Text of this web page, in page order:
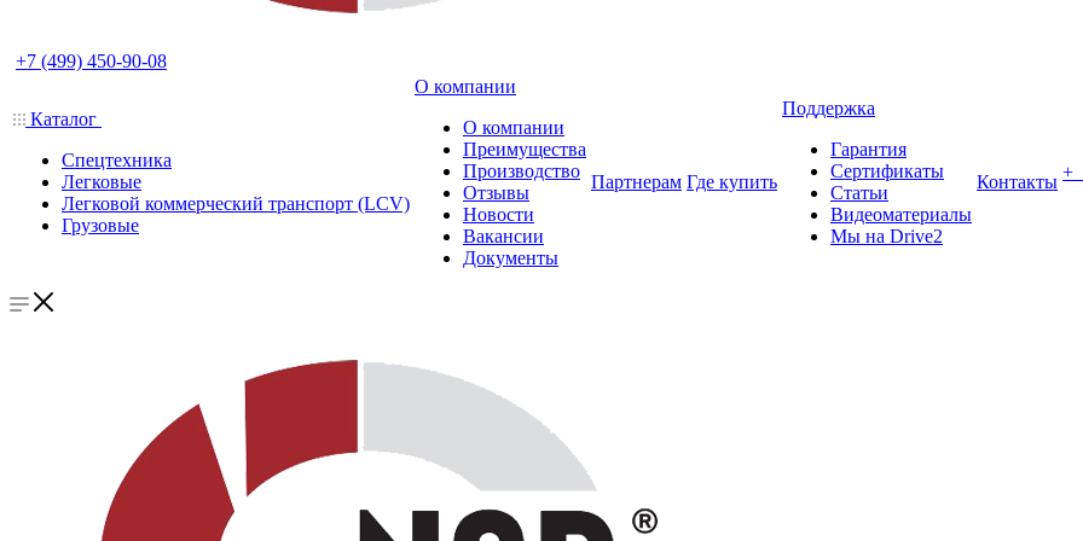
+7 (499) 450-90-08
Каталог
Спецтехника
Легковые
Легковой коммерческий транспорт (LCV)
Грузовые
О компании
О компании
Преимущества
Производство
Отзывы
Новости
Вакансии
Документы
Партнерам Где купить
Поддержка
Гарантия
Сертификаты
Статьи
Видеоматериалы
Мы на Drive2
Контакты +